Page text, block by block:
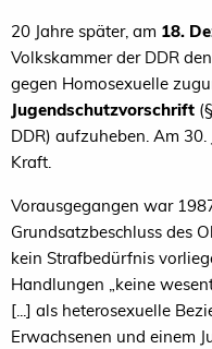
20 Jahre später, am 18.
Volkskammer der DDR
gegen Homosexuelle
Jugendschutzvorschrift
DDR) aufzuheben. Am
Kraft.
Vorausgegangen war
Grundsatzbeschluss des
kein Strafbedürfnis
Handlungen „keine
[...] als heterosexuelle
Erwachsenen und einem